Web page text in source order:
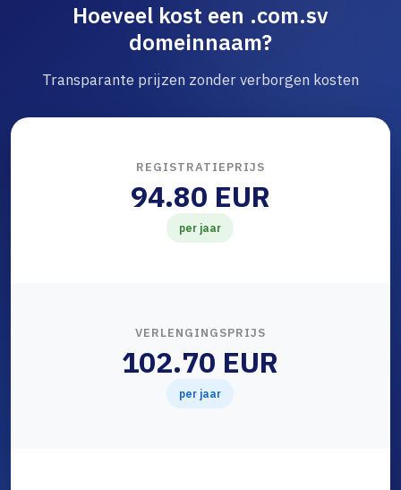
Hoeveel kost een .com.sv
domeinnaam?
Transparante prijzen zonder verborgen kosten
REGISTRATIEPRIJS
94.80 EUR
per jaar
VERLENGINGSPRIJS
102.70 EUR
per jaar